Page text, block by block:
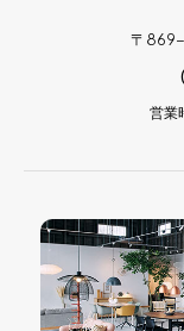
〒869-
営業